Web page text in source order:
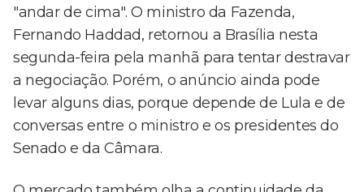
"andar de cima". O ministro da Fazenda,
Fernando Haddad, retornou a Brasília nesta
segunda-feira pela manhã para tentar destravar
a negociação. Porém, o anúncio ainda pode
levar alguns dias, porque depende de Lula e de
conversas entre o ministro e os presidentes do
Senado e da Câmara.